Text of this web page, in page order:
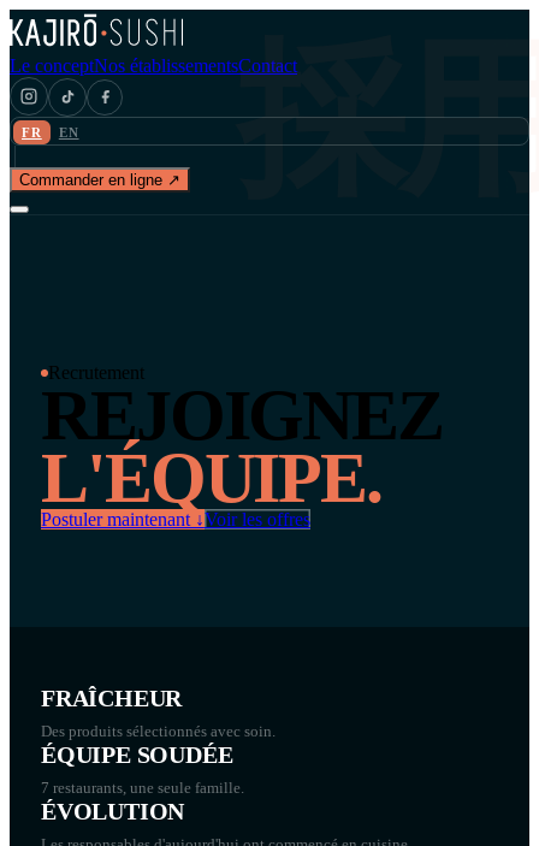
Le conceptNos établissementsContact
FR EN
Commander en ligne ↗ 採
Recrutement
REJOIGNEZ
L'ÉQUIPE.
Postuler maintenant ↓Voir les offres
FRAÎCHEUR
Des produits sélectionnés avec soin.
ÉQUIPE SOUDÉE
7 restaurants, une seule famille.
ÉVOLUTION